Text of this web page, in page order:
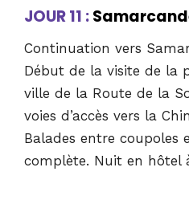
JOUR 11 :
Continuation vers
Début de la visite de la
ville de la Route de la
voies d’accès vers la
Balades entre coupoles
complète. Nuit en hôtel